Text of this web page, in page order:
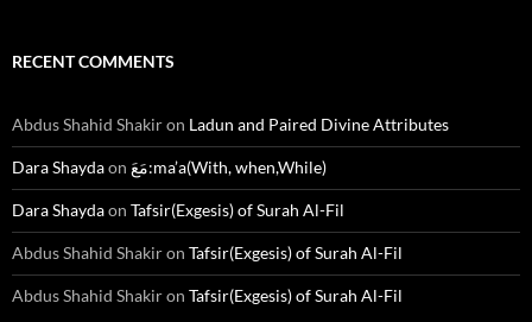
RECENT COMMENTS
Abdus Shahid Shakiron Ladun and Paired Divine Attributes
Dara Shaydaon مَعَ:ma’a(With, when,While)
Dara Shaydaon Tafsir(Exgesis) of Surah Al-Fil
Abdus Shahid Shakiron Tafsir(Exgesis) of Surah Al-Fil
Abdus Shahid Shakiron Tafsir(Exgesis) of Surah Al-Fil